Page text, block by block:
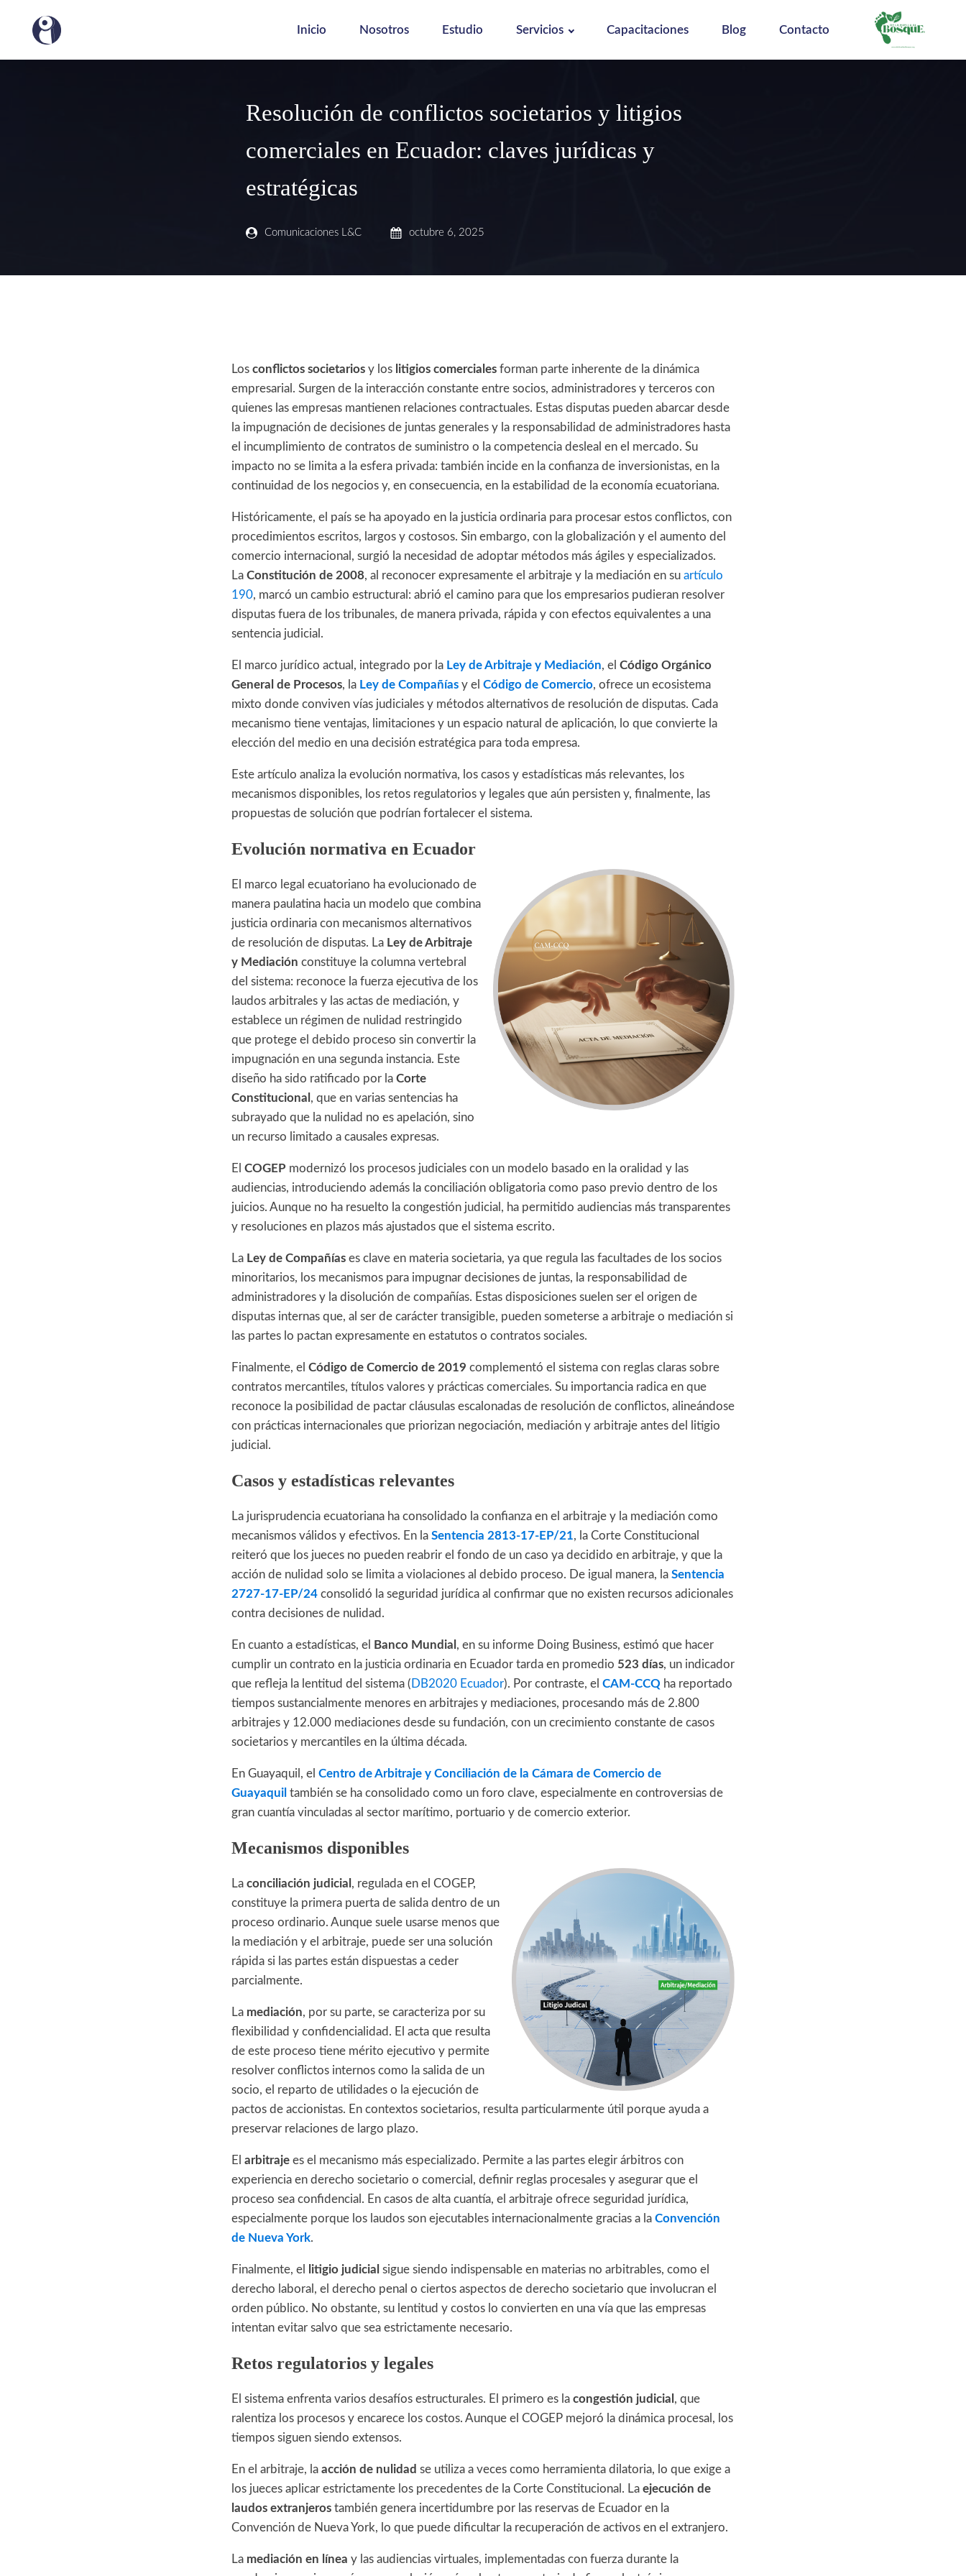
Inicio Nosotros Estudio Servicios Capacitaciones Blog Contacto
Resolución de conflictos societarios y litigios
comerciales en Ecuador: claves jurídicas y
estratégicas
Comunicaciones L&C octubre 6, 2025
Los conflictos societarios y los litigios comerciales forman parte inherente de la dinámica
empresarial. Surgen de la interacción constante entre socios, administradores y terceros con
quienes las empresas mantienen relaciones contractuales. Estas disputas pueden abarcar desde
la impugnación de decisiones de juntas generales y la responsabilidad de administradores hasta
el incumplimiento de contratos de suministro o la competencia desleal en el mercado. Su
impacto no se limita a la esfera privada: también incide en la confianza de inversionistas, en la
continuidad de los negocios y, en consecuencia, en la estabilidad de la economía ecuatoriana.
Históricamente, el país se ha apoyado en la justicia ordinaria para procesar estos conflictos, con
procedimientos escritos, largos y costosos. Sin embargo, con la globalización y el aumento del
comercio internacional, surgió la necesidad de adoptar métodos más ágiles y especializados.
La Constitución de 2008, al reconocer expresamente el arbitraje y la mediación en su artículo
190, marcó un cambio estructural: abrió el camino para que los empresarios pudieran resolver
disputas fuera de los tribunales, de manera privada, rápida y con efectos equivalentes a una
sentencia judicial.
El marco jurídico actual, integrado por la Ley de Arbitraje y Mediación, el Código Orgánico
General de Procesos, la Ley de Compañías y el Código de Comercio, ofrece un ecosistema
mixto donde conviven vías judiciales y métodos alternativos de resolución de disputas. Cada
mecanismo tiene ventajas, limitaciones y un espacio natural de aplicación, lo que convierte la
elección del medio en una decisión estratégica para toda empresa.
Este artículo analiza la evolución normativa, los casos y estadísticas más relevantes, los
mecanismos disponibles, los retos regulatorios y legales que aún persisten y, finalmente, las
propuestas de solución que podrían fortalecer el sistema.
Evolución normativa en Ecuador
El marco legal ecuatoriano ha evolucionado de
manera paulatina hacia un modelo que combina
justicia ordinaria con mecanismos alternativos
de resolución de disputas. La Ley de Arbitraje
y Mediación constituye la columna vertebral
del sistema: reconoce la fuerza ejecutiva de los
laudos arbitrales y las actas de mediación, y
establece un régimen de nulidad restringido
que protege el debido proceso sin convertir la
impugnación en una segunda instancia. Este
diseño ha sido ratificado por la Corte
Constitucional , que en varias sentencias ha
subrayado que la nulidad no es apelación, sino
un recurso limitado a causales expresas.
El COGEP modernizó los procesos judiciales con un modelo basado en la oralidad y las
audiencias, introduciendo además la conciliación obligatoria como paso previo dentro de los
juicios. Aunque no ha resuelto la congestión judicial, ha permitido audiencias más transparentes
y resoluciones en plazos más ajustados que el sistema escrito.
La Ley de Compañías es clave en materia societaria, ya que regula las facultades de los socios
minoritarios, los mecanismos para impugnar decisiones de juntas, la responsabilidad de
administradores y la disolución de compañías. Estas disposiciones suelen ser el origen de
disputas internas que, al ser de carácter transigible, pueden someterse a arbitraje o mediación si
las partes lo pactan expresamente en estatutos o contratos sociales.
Finalmente, el Código de Comercio de 2019 complementó el sistema con reglas claras sobre
contratos mercantiles, títulos valores y prácticas comerciales. Su importancia radica en que
reconoce la posibilidad de pactar cláusulas escalonadas de resolución de conflictos, alineándose
con prácticas internacionales que priorizan negociación, mediación y arbitraje antes del litigio
judicial.
Casos y estadísticas relevantes
La jurisprudencia ecuatoriana ha consolidado la confianza en el arbitraje y la mediación como
mecanismos válidos y efectivos. En la Sentencia 2813-17-EP/21, la Corte Constitucional
reiteró que los jueces no pueden reabrir el fondo de un caso ya decidido en arbitraje, y que la
acción de nulidad solo se limita a violaciones al debido proceso. De igual manera, la Sentencia
2727-17-EP/24 consolidó la seguridad jurídica al confirmar que no existen recursos adicionales
contra decisiones de nulidad.
En cuanto a estadísticas, el Banco Mundial , en su informe Doing Business, estimó que hacer
cumplir un contrato en la justicia ordinaria en Ecuador tarda en promedio 523 días, un indicador
que refleja la lentitud del sistema ( DB2020 Ecuador). Por contraste, el CAM-CCQ ha reportado
tiempos sustancialmente menores en arbitrajes y mediaciones, procesando más de 2.800
arbitrajes y 12.000 mediaciones desde su fundación, con un crecimiento constante de casos
societarios y mercantiles en la última década.
En Guayaquil, el Centro de Arbitraje y Conciliación de la Cámara de Comercio de
Guayaquil también se ha consolidado como un foro clave, especialmente en controversias de
gran cuantía vinculadas al sector marítimo, portuario y de comercio exterior.
Mecanismos disponibles
La conciliación judicial , regulada en el COGEP,
constituye la primera puerta de salida dentro de un
proceso ordinario. Aunque suele usarse menos que
la mediación y el arbitraje, puede ser una solución
rápida si las partes están dispuestas a ceder
parcialmente.
La mediación, por su parte, se caracteriza por su
flexibilidad y confidencialidad. El acta que resulta
de este proceso tiene mérito ejecutivo y permite
resolver conflictos internos como la salida de un
socio, el reparto de utilidades o la ejecución de
pactos de accionistas. En contextos societarios, resulta particularmente útil porque ayuda a
preservar relaciones de largo plazo.
El arbitraje es el mecanismo más especializado. Permite a las partes elegir árbitros con
experiencia en derecho societario o comercial, definir reglas procesales y asegurar que el
proceso sea confidencial. En casos de alta cuantía, el arbitraje ofrece seguridad jurídica,
especialmente porque los laudos son ejecutables internacionalmente gracias a la Convención
de Nueva York.
Finalmente, el litigio judicial sigue siendo indispensable en materias no arbitrables, como el
derecho laboral, el derecho penal o ciertos aspectos de derecho societario que involucran el
orden público. No obstante, su lentitud y costos lo convierten en una vía que las empresas
intentan evitar salvo que sea estrictamente necesario.
Retos regulatorios y legales
El sistema enfrenta varios desafíos estructurales. El primero es la congestión judicial , que
ralentiza los procesos y encarece los costos. Aunque el COGEP mejoró la dinámica procesal, los
tiempos siguen siendo extensos.
En el arbitraje, la acción de nulidad se utiliza a veces como herramienta dilatoria, lo que exige a
los jueces aplicar estrictamente los precedentes de la Corte Constitucional. La ejecución de
laudos extranjeros también genera incertidumbre por las reservas de Ecuador en la
Convención de Nueva York, lo que puede dificultar la recuperación de activos en el extranjero.
La mediación en línea y las audiencias virtuales, implementadas con fuerza durante la